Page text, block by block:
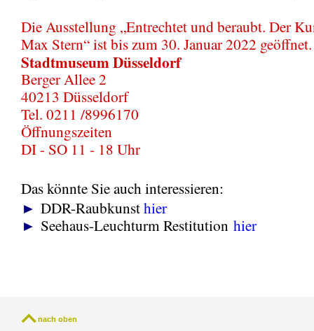
Die Ausstellung „Entrechtet und beraubt. Der
Max Stern“ ist bis zum 30. Januar 2022 geöffnet.
Stadtmuseum Düsseldorf
Berger Allee 2
40213 Düsseldorf
Tel. 0211 /8996170
Öffnungszeiten
DI - SO 11 - 18 Uhr
Das könnte Sie auch interessieren:
► DDR-Raubkunsthier
► Seehaus-Leuchturm Restitution hier
nach oben